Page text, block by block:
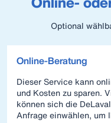
Optional
Online-Beratung
Dieser Service kann
und Kosten zu sparen.
können sich die
Anfrage einwählen, um